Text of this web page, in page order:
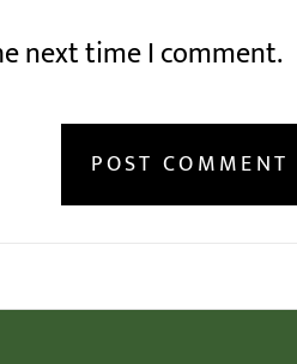
next time I comment.